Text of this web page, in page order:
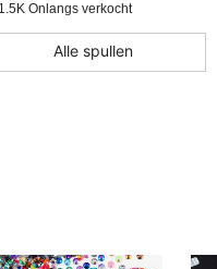
1.5K Onlangs verkocht
Alle spullen